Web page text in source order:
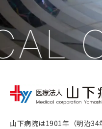
山下病院は1901年（明治